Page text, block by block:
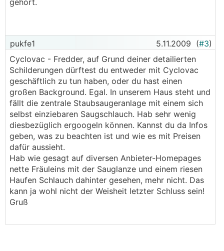
gehört.
pukfe1 5.11.2009 (#3)
Cyclovac - Fredder, auf Grund deiner detailierten
Schilderungen dürftest du entweder mit Cyclovac
geschäftlich zu tun haben, oder du hast einen
großen Background. Egal. In unserem Haus steht und
fällt die zentrale Staubsaugeranlage mit einem sich
selbst einziebaren Saugschlauch. Hab sehr wenig
diesbezüglich ergoogeln können. Kannst du da Infos
geben, was zu beachten ist und wie es mit Preisen
dafür aussieht.
Hab wie gesagt auf diversen Anbieter-Homepages
nette Fräuleins mit der Sauglanze und einem riesen
Haufen Schlauch dahinter gesehen, mehr nicht. Das
kann ja wohl nicht der Weisheit letzter Schluss sein!
Gruß